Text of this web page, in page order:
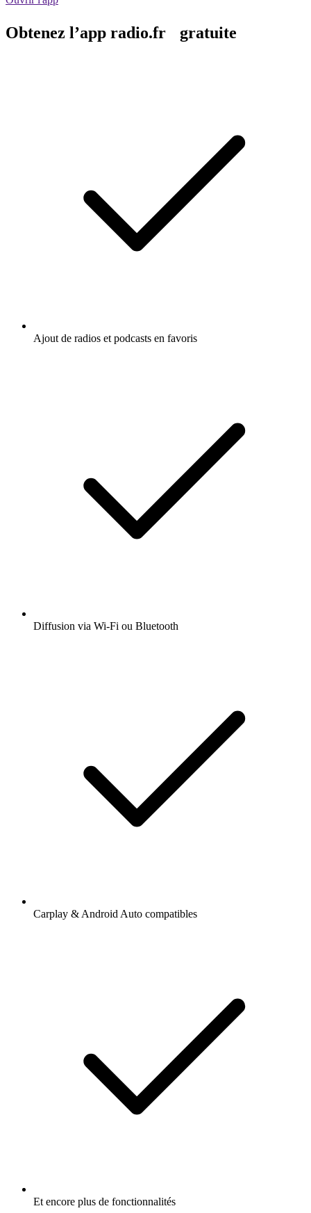
Obtenez l’app radio.fr gratuite
Ajout de radios et podcasts en favoris
Diffusion via Wi-Fi ou Bluetooth
Carplay & Android Auto compatibles
Et encore plus de fonctionnalités